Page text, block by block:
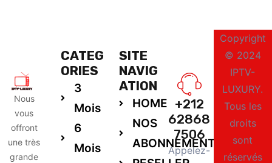
Nous
vous
offront
une très
grande
CATEG
ORIES
3
Mois
6
Mois
SITE
NAVIG
ATION
HOME
NOS
ABONNEMENTS
+212
62868
7506
Appelez-
Copyright
© 2024
IPTV-
LUXURY.
Tous les
droits
sont
réservés